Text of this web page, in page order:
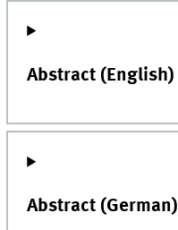
Abstract (English)
Abstract (German)